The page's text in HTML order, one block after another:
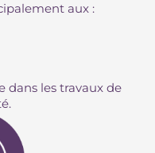
aux :
dans les travaux de